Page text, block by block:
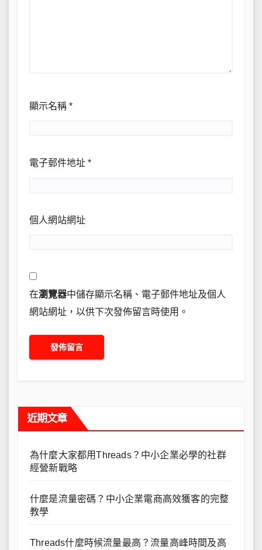
顯示名稱 *
電子郵件地址 *
個人網站網址
在瀏覽器中儲存顯示名稱、電子郵件地址及個人
網站網址，以供下次發佈留言時使用。
近期文章
為什麼大家都用Threads？中小企業必學的社群
經營新戰略
什麼是流量密碼？中小企業電商高效獲客的完整
教學
Threads什麼時候流量最高？流量高峰時間及高